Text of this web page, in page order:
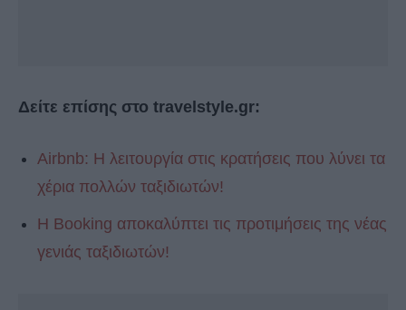
Δείτε επίσης στο travelstyle.gr:
Airbnb: Η λειτουργία στις κρατήσεις που λύνει τα
χέρια πολλών ταξιδιωτών!
Η Booking αποκαλύπτει τις προτιμήσεις της νέας
γενιάς ταξιδιωτών!